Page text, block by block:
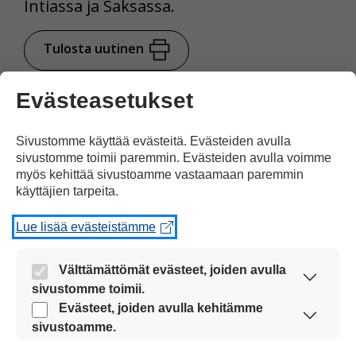
Intiassa ja Saksassa.
Tulosta uutinen
Juttu kuvilla
tuettuna
Jaa Facebookissa
Kommentoi
Evästeasetukset
Sivustomme käyttää evästeitä. Evästeiden avulla
sivustomme toimii paremmin. Evästeiden avulla voimme
myös kehittää sivustoamme vastaamaan paremmin
käyttäjien tarpeita.
Lue lisää evästeistämme
Välttämättömät evästeet, joiden avulla
sivustomme toimii.
Nämä evästeet ovat aina käytössä, jotta
sivustoamme voi käyttää sujuvasti ja turvallisesti.
Evästeet, joiden avulla kehitämme
sivustoamme.